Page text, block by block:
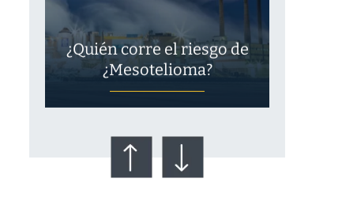
¿Quién corre el riesgo de
¿Mesotelioma?